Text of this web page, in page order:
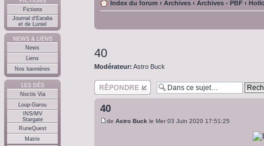
Fictions
Journal d'Earalia
et de Luniel
NEWS & LIENS
News
Liens
Nos bannières
LES DÉS
Noctis Via
Loup-Garou
INS/MV
Stargate
RuneQuest
Matrix
Index du forum ‹ Archives ‹ Archives - PBF ‹
40
Modérateur: Astro Buck
Répondre
40
de Astro Buck le Mer 03 Juin 2020 17:51:25